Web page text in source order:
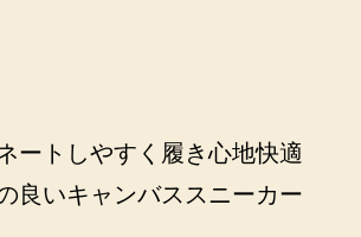
ートしやすく履き心地快適
良いキャンバススニーカー